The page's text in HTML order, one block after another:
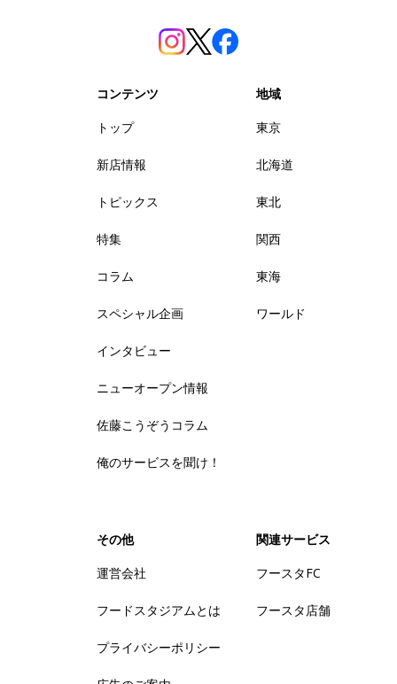
コンテンツ
トップ
新店情報
トピックス
特集
コラム
スペシャル企画
インタビュー
ニューオープン情報
佐藤こうぞうコラム
俺のサービスを聞け！
地域
東京
北海道
東北
関西
東海
ワールド
その他
運営会社
フードスタジアムとは
プライバシーポリシー
関連サービス
フースタFC
フースタ店舗